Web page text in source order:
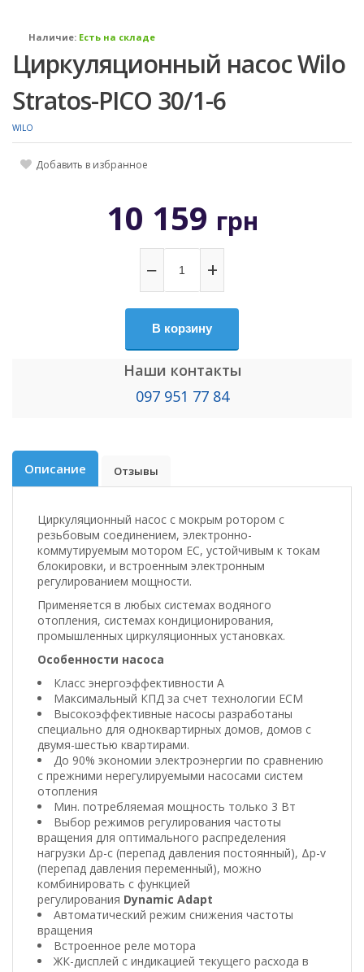
Наличие: Есть на складе
Циркуляционный насос Wilo
Stratos-PICO 30/1-6
WILO
Добавить в избранное
10 159 грн
− +
В корзину
Наши контакты
097 951 77 84
Описание Отзывы
Циркуляционный насос с мокрым ротором с
резьбовым соединением, электронно-
коммутируемым мотором EC, устойчивым к токам
блокировки, и встроенным электронным
регулированием мощности.
Применяется в любых системах водяного
отопления, системах кондиционирования,
промышленных циркуляционных установках.
Особенности насоса
Класс энергоэффективности A
Максимальный КПД за счет технологии ECM
Высокоэффективные насосы разработаны
специально для одноквартирных домов, домов с
двумя-шестью квартирами.
До 90% экономии электроэнергии по сравнению
с прежними нерегулируемыми насосами систем
отопления
Мин. потребляемая мощность только 3 Вт
Выбор режимов регулирования частоты
вращения для оптимального распределения
нагрузки Δp-c (перепад давления постоянный), Δp-v
(перепад давления переменный), можно
комбинировать с функцией
регулирования Dynamic Adapt
Автоматический режим снижения частоты
вращения
Встроенное реле мотора
ЖК-дисплей с индикацией текущего расхода в